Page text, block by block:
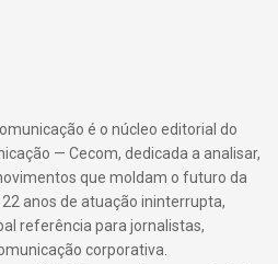
é o núcleo editorial do
— Cecom, dedicada a analisar,
que moldam o futuro da
anos de atuação ininterrupta,
referência para jornalistas,
corporativa.